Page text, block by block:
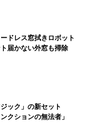
ドレス窓拭きロボット
届かない外窓も掃除
ジック」の新セット
クションの無法者」